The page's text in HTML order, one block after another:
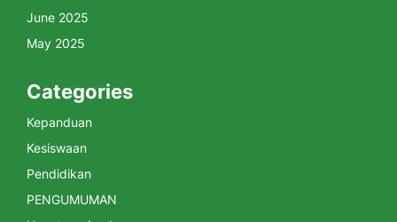
June 2025
May 2025
Categories
Kepanduan
Kesiswaan
Pendidikan
PENGUMUMAN